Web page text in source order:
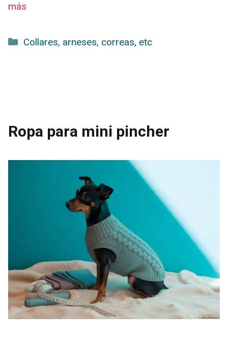
más
Categorías
Collares, arneses, correas, etc
Ropa para mini pincher